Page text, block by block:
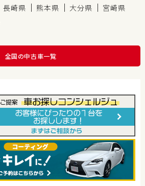
長崎県 熊本県 大分県
宮崎県
全国の中古車一覧